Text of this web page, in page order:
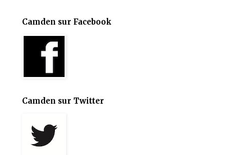
Camden sur Facebook
Camden sur Twitter